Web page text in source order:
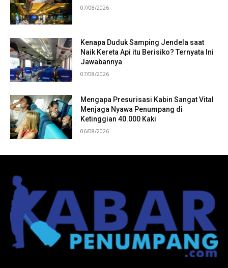
07/08/2026
Kenapa Duduk Samping Jendela saat
Naik Kereta Api itu Berisiko? Ternyata Ini
Jawabannya
07/08/2026
Mengapa Presurisasi Kabin Sangat Vital
Menjaga Nyawa Penumpang di
Ketinggian 40.000 Kaki
06/08/2026